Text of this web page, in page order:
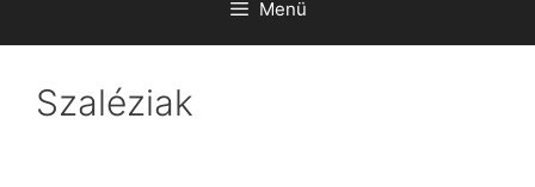
Menü
Szaléziak